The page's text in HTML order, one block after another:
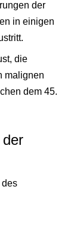
der
in einigen
die
malignen
dem 45.
des